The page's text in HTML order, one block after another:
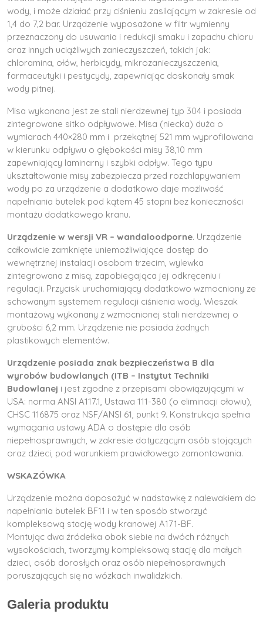
wody, i może działać przy ciśnieniu zasilającym w zakresie od
1,4 do 7,2 bar. Urządzenie wyposażone w filtr wymienny
przeznaczony do usuwania i redukcji smaku i zapachu chloru
oraz innych uciążliwych zanieczyszczeń, takich jak:
chloramina, ołów, herbicydy, mikrozanieczyszczenia,
farmaceutyki i pestycydy, zapewniając doskonały smak
wody pitnej.
Misa wykonana jest ze stali nierdzewnej typ 304 i posiada
zintegrowane sitko odpływowe. Misa (niecka) duża o
wymiarach 440×280 mm i przekątnej 521 mm wyprofilowana
w kierunku odpływu o głębokości misy 38,10 mm
zapewniający laminarny i szybki odpływ. Tego typu
ukształtowanie misy zabezpiecza przed rozchlapywaniem
wody po za urządzenie a dodatkowo daje możliwość
napełniania butelek pod kątem 45 stopni bez konieczności
montażu dodatkowego kranu.
Urządzenie w wersji VR – wandaloodporne. Urządzenie
całkowicie zamknięte uniemożliwiające dostęp do
wewnętrznej instalacji osobom trzecim, wylewka
zintegrowana z misą, zapobiegająca jej odkręceniu i
regulacji. Przycisk uruchamiający dodatkowo wzmocniony ze
schowanym systemem regulacji ciśnienia wody. Wieszak
montażowy wykonany z wzmocnionej stali nierdzewnej o
grubości 6,2 mm. Urządzenie nie posiada żadnych
plastikowych elementów.
Urządzenie posiada znak bezpieczeństwa B dla
wyrobów budowlanych (ITB – Instytut Techniki
Budowlanej i jest zgodne z przepisami obowiązującymi w
USA: norma ANSI A117.1, Ustawa 111-380 (o eliminacji ołowiu),
CHSC 116875 oraz NSF/ANSI 61, punkt 9. Konstrukcja spełnia
wymagania ustawy ADA o dostępie dla osób
niepełnosprawnych, w zakresie dotyczącym osób stojących
oraz dzieci, pod warunkiem prawidłowego zamontowania.
WSKAZÓWKA
Urządzenie można doposażyć w nadstawkę z nalewakiem do
napełniania butelek BF11 i w ten sposób stworzyć
kompleksową stację wody kranowej A171-BF.
Montując dwa źródełka obok siebie na dwóch różnych
wysokościach, tworzymy kompleksową stację dla małych
dzieci, osób dorosłych oraz osób niepełnosprawnych
poruszających się na wózkach inwalidzkich.
Galeria produktu